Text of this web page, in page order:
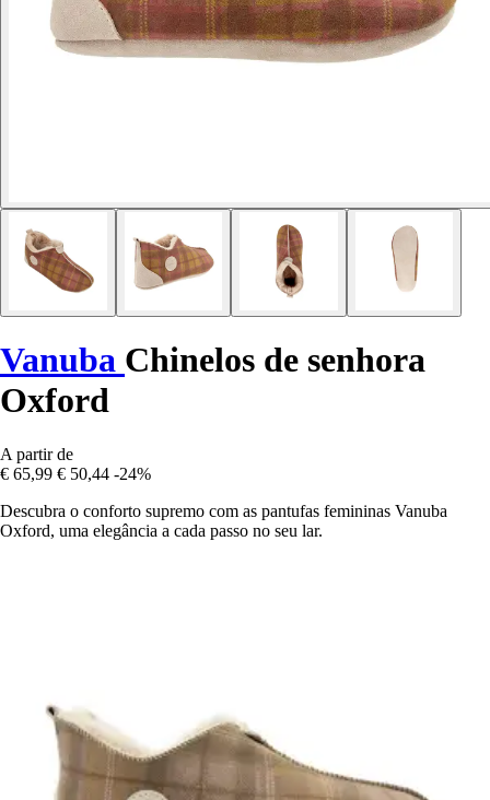
Vanuba Chinelos de senhora
Oxford
A partir de
€ 65,99 € 50,44 -24%
Descubra o conforto supremo com as pantufas femininas Vanuba
Oxford, uma elegância a cada passo no seu lar.